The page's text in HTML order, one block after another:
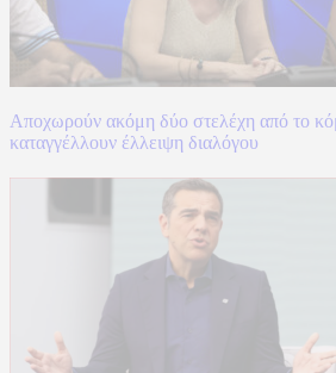
Αποχωρούν ακόμη δύο στελέχη από το
καταγγέλλουν έλλειψη διαλόγου